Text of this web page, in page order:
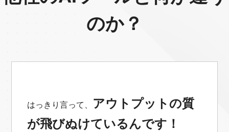
のか？
はっきり言って、 アウトプットの質
が飛びぬけているんです！